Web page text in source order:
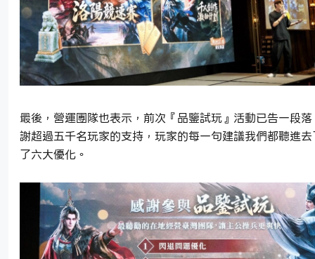
最後，營運團隊也表示，前次『品鑒試玩』活動已告一段
謝超過五千名玩家的支持，玩家的每一句建議我們都聽進
了六大優化。